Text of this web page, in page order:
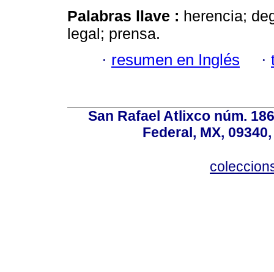
Palabras llave : herencia;
legal; prensa.
· resumen en Inglés ·
San Rafael Atlixco núm.
Federal, MX,